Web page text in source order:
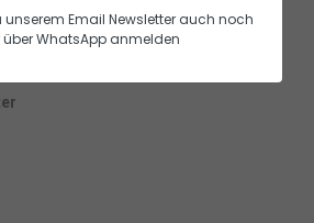
Email Newsletter auch noch
WhatsApp anmelden